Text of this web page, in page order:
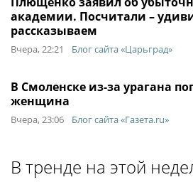
академии. Посчитали –
рассказываем
Вчера, 22:21 Блог сайта «Царьград»
В Смоленске из-за урагана
женщина
Вчера, 23:06 Блог сайта «Газета.ru»
В тренде на этой